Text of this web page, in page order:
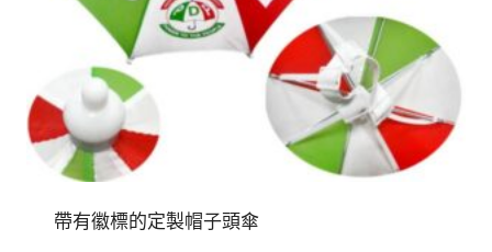
帶有徽標的定製帽子頭傘